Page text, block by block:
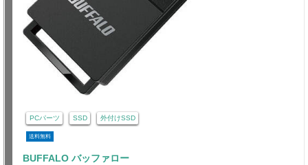
PCパーツ SSD 外付けSSD
送料無料
BUFFALO バッファロー